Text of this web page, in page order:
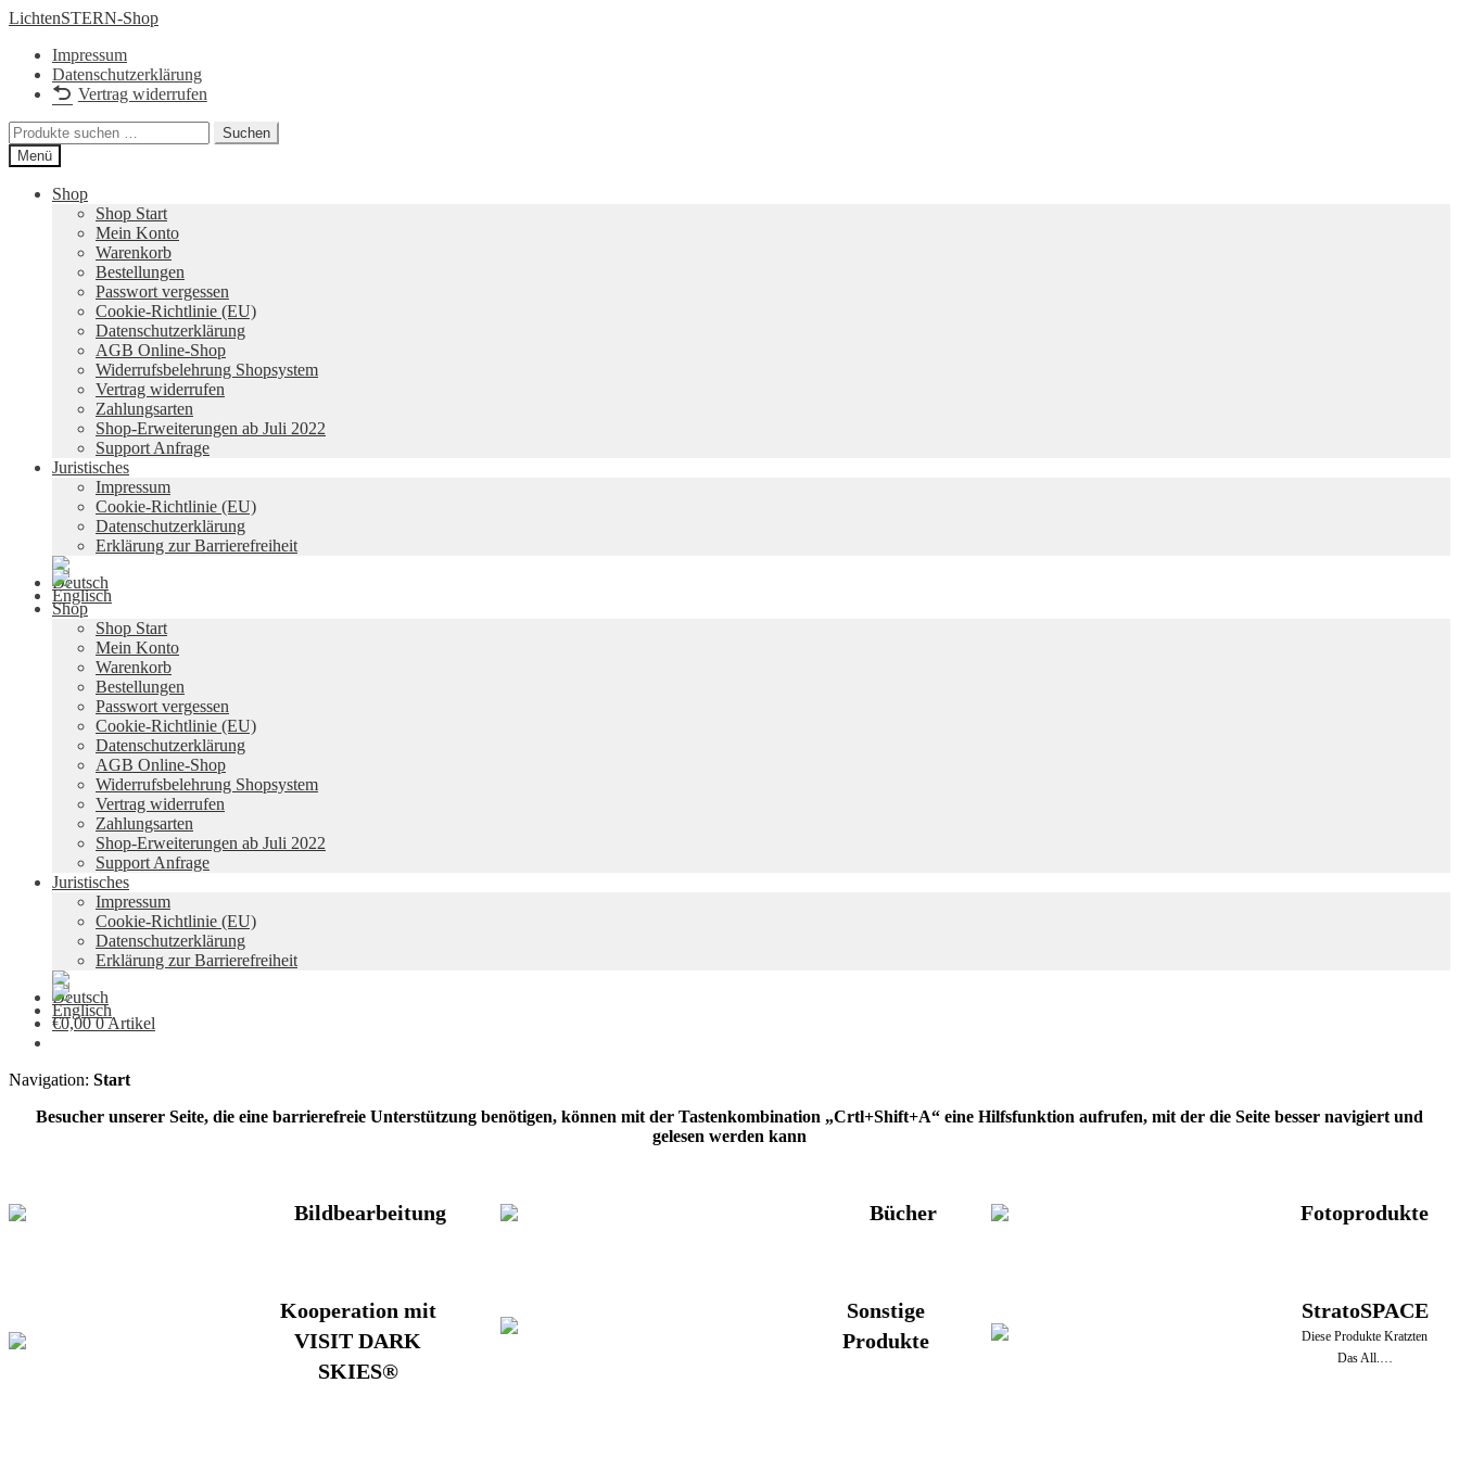
Zur
springen
Zum
springen
LichtenSTERN-Shop
Impressum
Datenschutzerklärung
Vertrag widerrufen
Suchen
nach:
Suchen
Menü
Shop
Shop Start
Mein Konto
Warenkorb
Bestellungen
Passwort vergessen
Cookie-Richtlinie (EU)
Datenschutzerklärung
AGB Online-Shop
Widerrufsbelehrung Shopsystem
Vertrag widerrufen
Zahlungsarten
Shop-Erweiterungen ab Juli 2022
Support Anfrage
Juristisches
Impressum
Cookie-Richtlinie (EU)
Datenschutzerklärung
Erklärung zur Barrierefreiheit
Shop
Shop Start
Mein Konto
Warenkorb
Bestellungen
Passwort vergessen
Cookie-Richtlinie (EU)
Datenschutzerklärung
AGB Online-Shop
Widerrufsbelehrung Shopsystem
Vertrag widerrufen
Zahlungsarten
Shop-Erweiterungen ab Juli 2022
Support Anfrage
Juristisches
Impressum
Cookie-Richtlinie (EU)
Datenschutzerklärung
Erklärung zur Barrierefreiheit
€0,00 0 Artikel
Navigation: Start
Besucher unserer Seite, die eine barrierefreie Unterstützung benötigen, können mit der Tastenkombination „Crtl+Shift+A“ eine Hilfsfunktion aufrufen, mit der die Seite besser navigiert und
gelesen werden kann
Bildbearbeitung Bücher Fotoprodukte
Kooperation mit
VISIT DARK
SKIES®
Sonstige
Produkte
StratoSPACE
Diese Produkte Kratzten
Das All.…